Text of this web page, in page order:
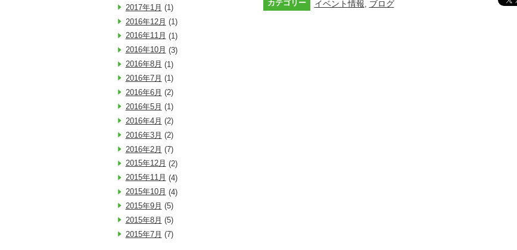
カテゴリー イベント情報 ブログ
2017年1月 (1)
2016年12月 (1)
2016年11月 (1)
2016年10月 (3)
2016年8月 (1)
2016年7月 (1)
2016年6月 (2)
2016年5月 (1)
2016年4月 (2)
2016年3月 (2)
2016年2月 (7)
2015年12月 (2)
2015年11月 (4)
2015年10月 (4)
2015年9月 (5)
2015年8月 (5)
2015年7月 (7)